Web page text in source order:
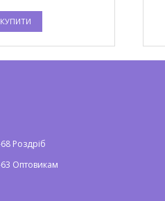
КУПИТИ